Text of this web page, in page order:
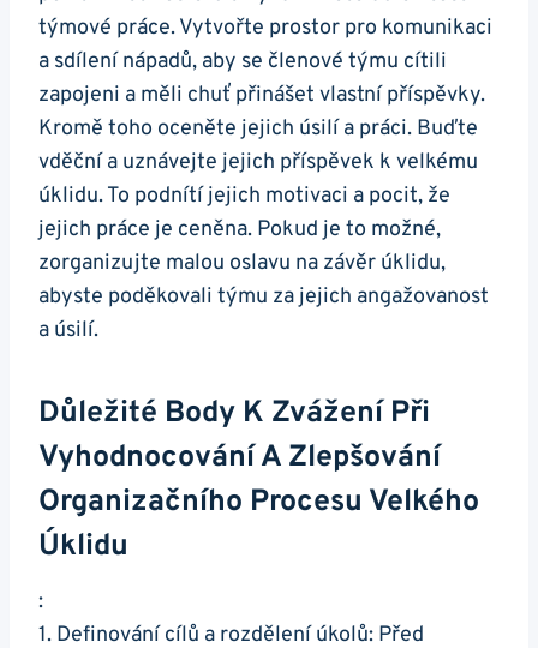
týmové práce. Vytvořte prostor pro komunikaci
a sdílení nápadů, aby se členové týmu cítili
zapojeni a měli chuť přinášet vlastní příspěvky.
Kromě toho oceněte jejich úsilí a práci. Buďte
vděční a uznávejte jejich příspěvek k velkému
úklidu. To podnítí jejich motivaci a pocit, že
jejich práce je ceněna. Pokud je to možné,
zorganizujte malou oslavu na závěr úklidu,
abyste poděkovali týmu za jejich angažovanost
a úsilí.
Důležité Body K Zvážení Při
Vyhodnocování A Zlepšování
Organizačního Procesu Velkého
Úklidu
:
1. Definování cílů a rozdělení úkolů: Před